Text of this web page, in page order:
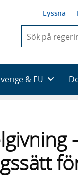
Lyssna
du
skriva
framträder
en
& EU